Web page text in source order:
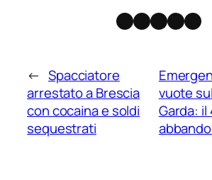
Facebook
Instagram
X
← Spacciatore
arrestato a Brescia
con cocaina e soldi
sequestrati
vuote
Garda: il